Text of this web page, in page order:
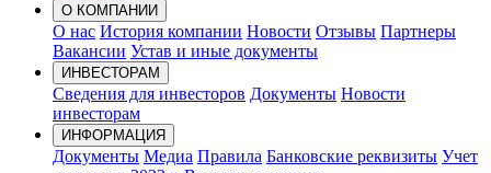
О КОМПАНИИ
О нас История компании Новости Отзывы Партнеры
Вакансии Устав и иные документы
ИНВЕСТОРАМ
Сведения для инвесторов Документы Новости
инвесторам
ИНФОРМАЦИЯ
Документы Медиа Правила Банковские реквизиты Учет